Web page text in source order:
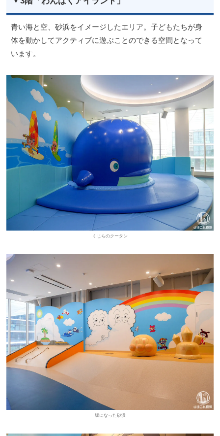
青い海と空、砂浜をイメージしたエリア。子どもたちが身
体を動かしてアクティブに遊ぶことのできる空間となって
います。
くじらのクータン
坂になった砂浜